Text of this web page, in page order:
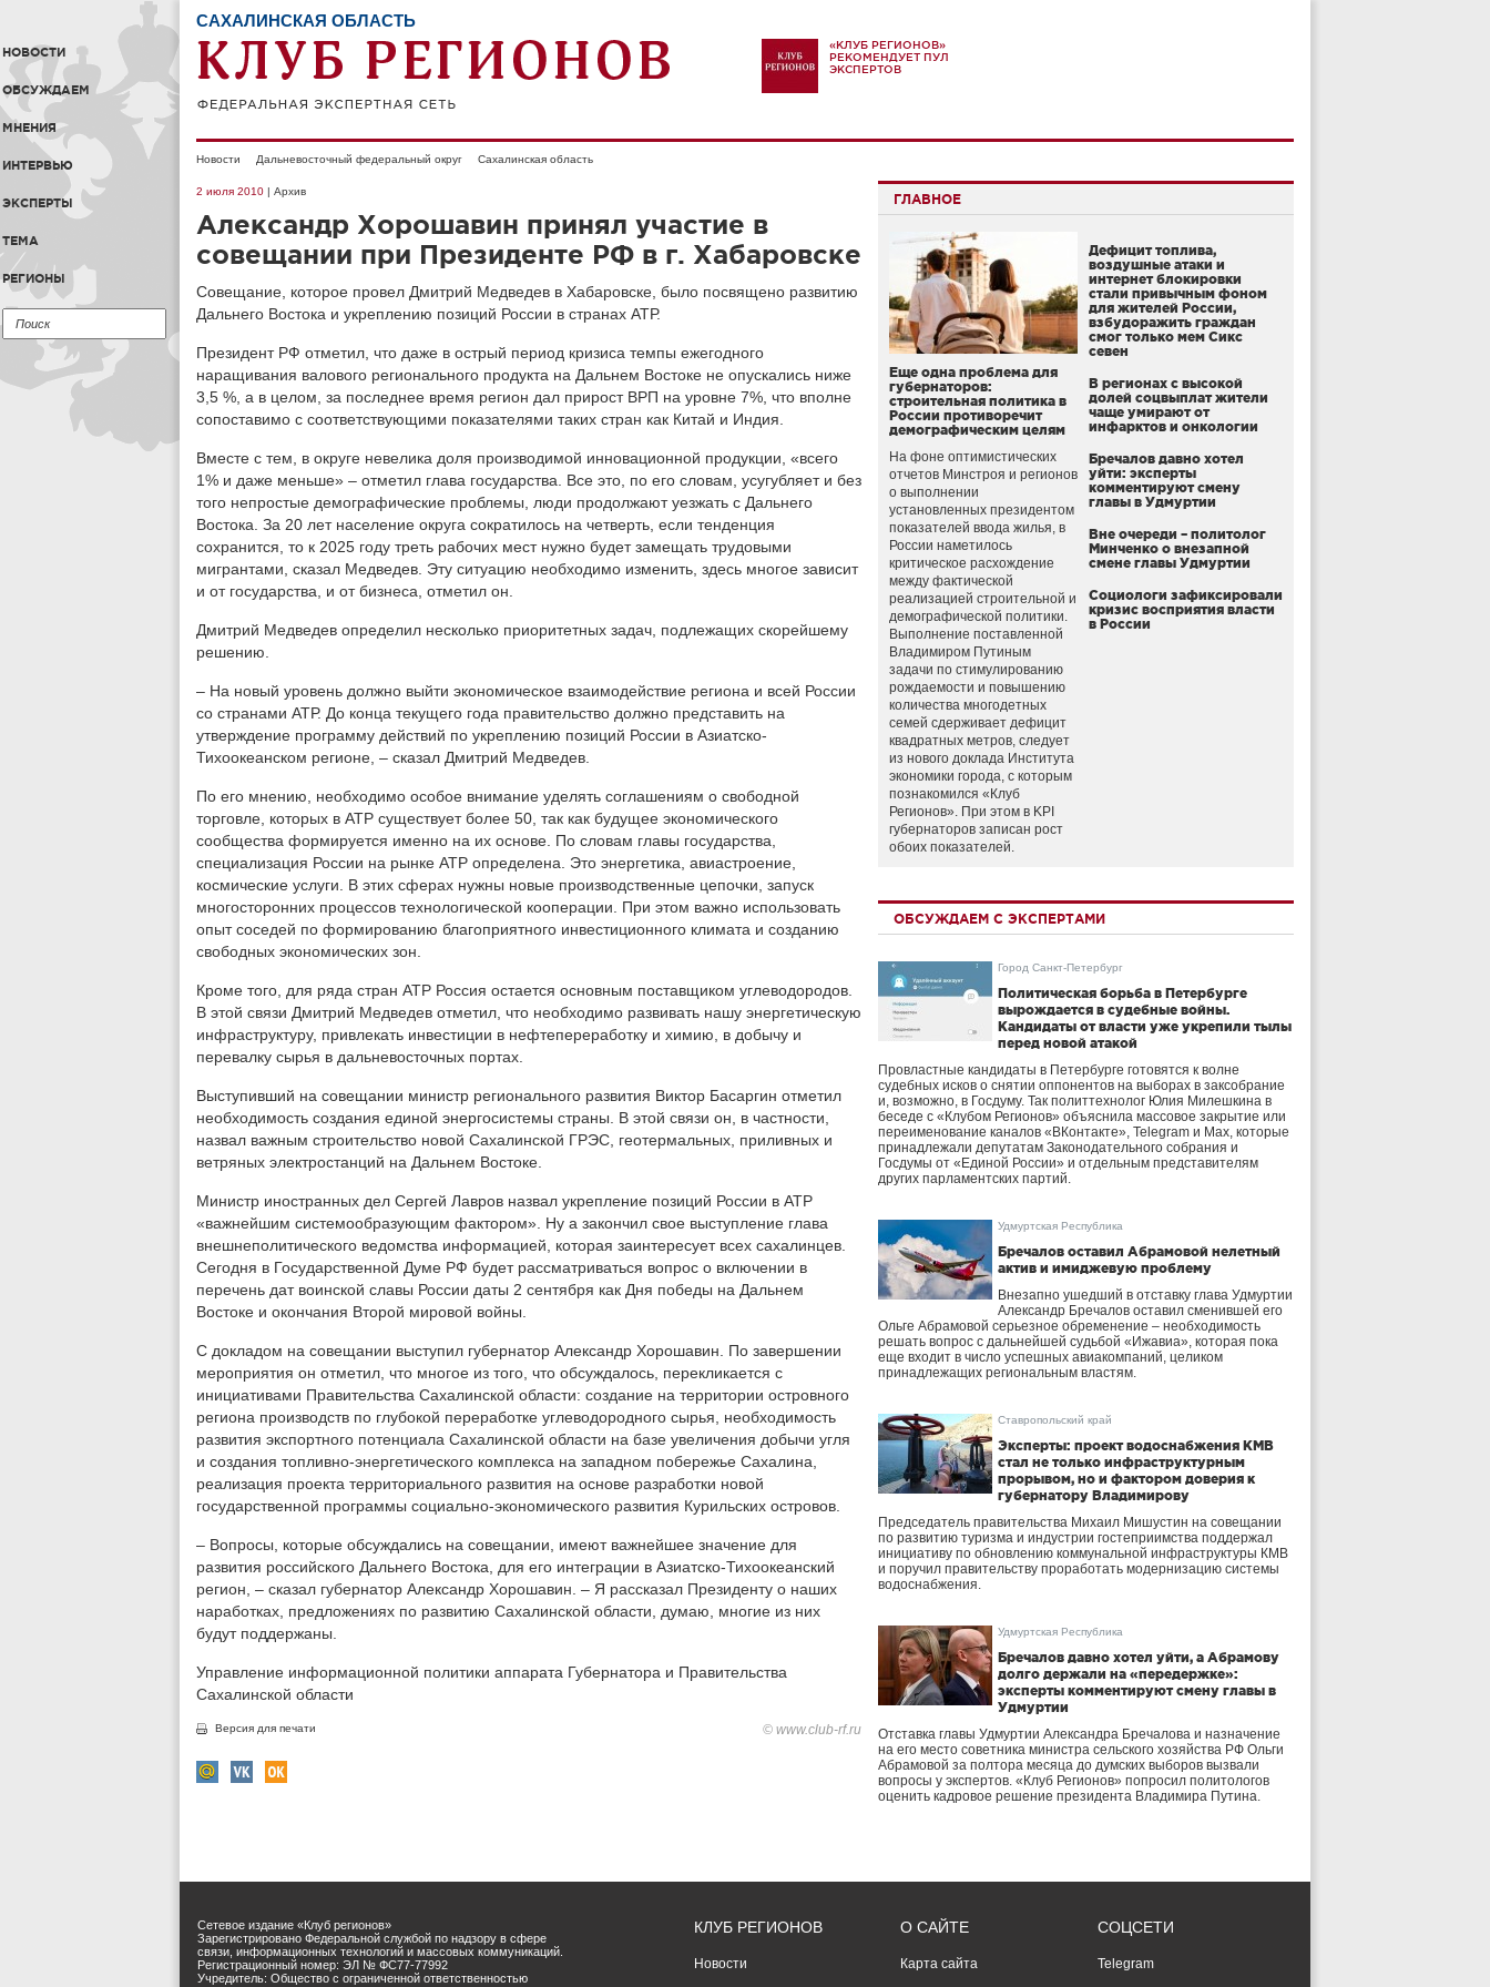
НОВОСТИ
ОБСУЖДАЕМ
МНЕНИЯ
ИНТЕРВЬЮ
ЭКСПЕРТЫ
ТЕМА
РЕГИОНЫ
САХАЛИНСКАЯ ОБЛАСТЬ
«КЛУБ РЕГИОНОВ»
РЕКОМЕНДУЕТ ПУЛ
ЭКСПЕРТОВ
Новости Дальневосточный федеральный округ Сахалинская область
2 июля 2010 | Архив
Александр Хорошавин принял участие в
совещании при Президенте РФ в г. Хабаровске
Совещание, которое провел Дмитрий Медведев в Хабаровске, было посвящено развитию
Дальнего Востока и укреплению позиций России в странах АТР.
Президент РФ отметил, что даже в острый период кризиса темпы ежегодного
наращивания валового регионального продукта на Дальнем Востоке не опускались ниже
3,5 %, а в целом, за последнее время регион дал прирост ВРП на уровне 7%, что вполне
сопоставимо с соответствующими показателями таких стран как Китай и Индия.
Вместе с тем, в округе невелика доля производимой инновационной продукции, «всего
1% и даже меньше» – отметил глава государства. Все это, по его словам, усугубляет и без
того непростые демографические проблемы, люди продолжают уезжать с Дальнего
Востока. За 20 лет население округа сократилось на четверть, если тенденция
сохранится, то к 2025 году треть рабочих мест нужно будет замещать трудовыми
мигрантами, сказал Медведев. Эту ситуацию необходимо изменить, здесь многое зависит
и от государства, и от бизнеса, отметил он.
Дмитрий Медведев определил несколько приоритетных задач, подлежащих скорейшему
решению.
– На новый уровень должно выйти экономическое взаимодействие региона и всей России
со странами АТР. До конца текущего года правительство должно представить на
утверждение программу действий по укреплению позиций России в Азиатско-
Тихоокеанском регионе, – сказал Дмитрий Медведев.
По его мнению, необходимо особое внимание уделять соглашениям о свободной
торговле, которых в АТР существует более 50, так как будущее экономического
сообщества формируется именно на их основе. По словам главы государства,
специализация России на рынке АТР определена. Это энергетика, авиастроение,
космические услуги. В этих сферах нужны новые производственные цепочки, запуск
многосторонних процессов технологической кооперации. При этом важно использовать
опыт соседей по формированию благоприятного инвестиционного климата и созданию
свободных экономических зон.
Кроме того, для ряда стран АТР Россия остается основным поставщиком углеводородов.
В этой связи Дмитрий Медведев отметил, что необходимо развивать нашу энергетическую
инфраструктуру, привлекать инвестиции в нефтепереработку и химию, в добычу и
перевалку сырья в дальневосточных портах.
Выступивший на совещании министр регионального развития Виктор Басаргин отметил
необходимость создания единой энергосистемы страны. В этой связи он, в частности,
назвал важным строительство новой Сахалинской ГРЭС, геотермальных, приливных и
ветряных электростанций на Дальнем Востоке.
Министр иностранных дел Сергей Лавров назвал укрепление позиций России в АТР
«важнейшим системообразующим фактором». Ну а закончил свое выступление глава
внешнеполитического ведомства информацией, которая заинтересует всех сахалинцев.
Сегодня в Государственной Думе РФ будет рассматриваться вопрос о включении в
перечень дат воинской славы России даты 2 сентября как Дня победы на Дальнем
Востоке и окончания Второй мировой войны.
С докладом на совещании выступил губернатор Александр Хорошавин. По завершении
мероприятия он отметил, что многое из того, что обсуждалось, перекликается с
инициативами Правительства Сахалинской области: создание на территории островного
региона производств по глубокой переработке углеводородного сырья, необходимость
развития экспортного потенциала Сахалинской области на базе увеличения добычи угля
и создания топливно-энергетического комплекса на западном побережье Сахалина,
реализация проекта территориального развития на основе разработки новой
государственной программы социально-экономического развития Курильских островов.
– Вопросы, которые обсуждались на совещании, имеют важнейшее значение для
развития российского Дальнего Востока, для его интеграции в Азиатско-Тихоокеанский
регион, – сказал губернатор Александр Хорошавин. – Я рассказал Президенту о наших
наработках, предложениях по развитию Сахалинской области, думаю, многие из них
будут поддержаны.
Управление информационной политики аппарата Губернатора и Правительства
Сахалинской области
Версия для печати © www.club-rf.ru
ГЛАВНОЕ
Еще одна проблема для
губернаторов:
строительная политика в
России противоречит
демографическим целям
На фоне оптимистических
отчетов Минстроя и регионов
о выполнении
установленных президентом
показателей ввода жилья, в
России наметилось
критическое расхождение
между фактической
реализацией строительной и
демографической политики.
Выполнение поставленной
Владимиром Путиным
задачи по стимулированию
рождаемости и повышению
количества многодетных
семей сдерживает дефицит
квадратных метров, следует
из нового доклада Института
экономики города, с которым
познакомился «Клуб
Регионов». При этом в KPI
губернаторов записан рост
обоих показателей.
Дефицит топлива,
воздушные атаки и
интернет блокировки
стали привычным фоном
для жителей России,
взбудоражить граждан
смог только мем Сикс
севен
В регионах с высокой
долей соцвыплат жители
чаще умирают от
инфарктов и онкологии
Бречалов давно хотел
уйти: эксперты
комментируют смену
главы в Удмуртии
Вне очереди – политолог
Минченко о внезапной
смене главы Удмуртии
Социологи зафиксировали
кризис восприятия власти
в России
ОБСУЖДАЕМ С ЭКСПЕРТАМИ
Город Санкт-Петербург
Политическая борьба в Петербурге
вырождается в судебные войны.
Кандидаты от власти уже укрепили тылы
перед новой атакой
Провластные кандидаты в Петербурге готовятся к волне
судебных исков о снятии оппонентов на выборах в заксобрание
и, возможно, в Госдуму. Так политтехнолог Юлия Милешкина в
беседе с «Клубом Регионов» объяснила массовое закрытие или
переименование каналов «ВКонтакте», Telegram и Max, которые
принадлежали депутатам Законодательного собрания и
Госдумы от «Единой России» и отдельным представителям
других парламентских партий.
Удмуртская Республика
Бречалов оставил Абрамовой нелетный
актив и имиджевую проблему
Внезапно ушедший в отставку глава Удмуртии
Александр Бречалов оставил сменившей его
Ольге Абрамовой серьезное обременение – необходимость
решать вопрос с дальнейшей судьбой «Ижавиа», которая пока
еще входит в число успешных авиакомпаний, целиком
принадлежащих региональным властям.
Ставропольский край
Эксперты: проект водоснабжения КМВ
стал не только инфраструктурным
прорывом, но и фактором доверия к
губернатору Владимирову
Председатель правительства Михаил Мишустин на совещании
по развитию туризма и индустрии гостеприимства поддержал
инициативу по обновлению коммунальной инфраструктуры КМВ
и поручил правительству проработать модернизацию системы
водоснабжения.
Удмуртская Республика
Бречалов давно хотел уйти, а Абрамову
долго держали на «передержке»:
эксперты комментируют смену главы в
Удмуртии
Отставка главы Удмуртии Александра Бречалова и назначение
на его место советника министра сельского хозяйства РФ Ольги
Абрамовой за полтора месяца до думских выборов вызвали
вопросы у экспертов. «Клуб Регионов» попросил политологов
оценить кадровое решение президента Владимира Путина.
Сетевое издание «Клуб регионов»
Зарегистрировано Федеральной службой по надзору в сфере
связи, информационных технологий и массовых коммуникаций.
Регистрационный номер: ЭЛ № ФС77-77992
Учредитель: Общество с ограниченной ответственностью
КЛУБ РЕГИОНОВ
Новости
О САЙТЕ
Карта сайта
СОЦСЕТИ
Telegram